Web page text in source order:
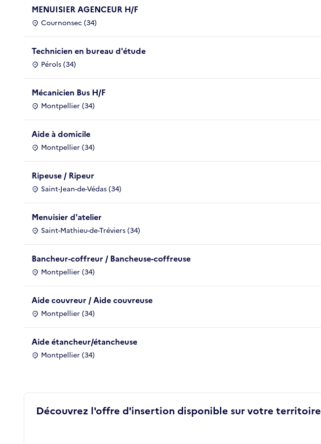
MENUISIER AGENCEUR H/F
Cournonsec (34)
Technicien en bureau d'étude
Pérols (34)
Mécanicien Bus H/F
Montpellier (34)
Aide à domicile
Montpellier (34)
Ripeuse / Ripeur
Saint-Jean-de-Védas (34)
Menuisier d'atelier
Saint-Mathieu-de-Tréviers (34)
Bancheur-coffreur / Bancheuse-coffreuse
Montpellier (34)
Aide couvreur / Aide couvreuse
Montpellier (34)
Aide étancheur/étancheuse
Montpellier (34)
Découvrez l'offre d'insertion disponible sur votre territoire